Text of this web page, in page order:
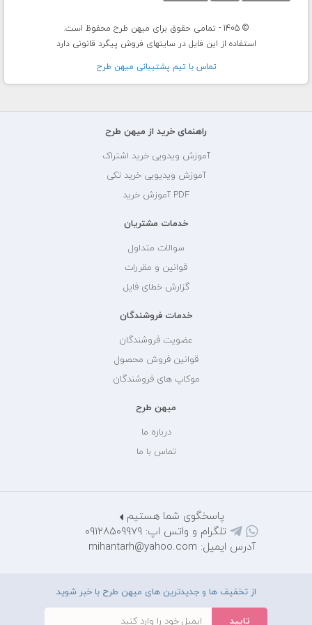
© 1405 - تمامی حقوق برای میهن طرح محفوظ است.
استفاده از این فایل در سایتهای فروش پیگرد قانونی دارد
تماس با تيم پشتيبانی ميهن طرح
راهنمای خرید از میهن طرح
آموزش ویدویی خرید اشتراک
آموزش ویدیویی خرید تکی
PDF آموزش خرید
خدمات مشتریان
سوالات متداول
قوانین و مقررات
گزارش خطای فایل
خدمات فروشندگان
عضویت فروشندگان
قوانین فروش محصول
موکاپ های فروشندگان
میهن طرح
درباره ما
تماس با ما
پاسخگوی شما هستیم
تلگرام و واتس اپ: 09128509979
آدرس ایمیل: mihantarh@yahoo.com
از تخفیف ها و جدیدترین های میهن طرح با خبر شوید